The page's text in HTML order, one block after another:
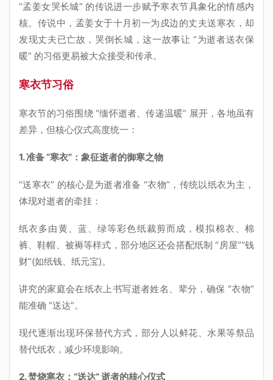
“孟姜女哭长城” 的传说进一步赋予寒衣节具象化的情感内
核。传说中，孟姜女于十月初一为戍边的丈夫送寒衣，却
发现丈夫已亡故，哭倒长城，这一故事让 “为逝者送衣保
暖” 的习俗更易被大众接受和传承。
寒衣节习俗
寒衣节的习俗围绕 “缅怀逝者、传递温暖” 展开，各地虽有
差异，但核心仪式高度统一：
1. 准备 “寒衣”：象征逝者的御寒之物
“送寒衣” 的核心是为逝者准备 “衣物”，传统以纸衣为主，
体现对逝者的牵挂：
纸衣多由黄、蓝、绿等彩色纸裁剪而成，模拟棉衣、棉
裤、鞋帽、被褥等样式，部分地区还会搭配纸制 “房屋”“钱
财”(如纸钱、纸元宝)。
讲究的家庭会在纸衣上书写逝者姓名、辈分，确保 “衣物”
能准确 “送达”。
现代逐渐出现环保替代方式，部分人以鲜花、水果等祭品
替代纸衣，减少环境影响。
2. 焚烧寒衣：“送达” 逝者的核心仪式